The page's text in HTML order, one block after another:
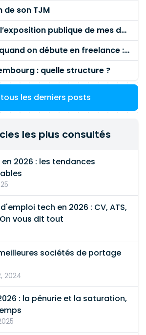
de son TJM
Ras-le-bol de l’exposition publique de mes données personnelles liées à mon entreprise
Fixer son TJM quand on débute en freelance : la méthode mathématique (et pas au feeling) 🛑
: quelle structure ?
les derniers posts
les plus consultés
en 2026 : les tendances
tech en 2026 : CV, ATS,
vous dit tout
sociétés de portage
2024
: la pénurie et la saturation,